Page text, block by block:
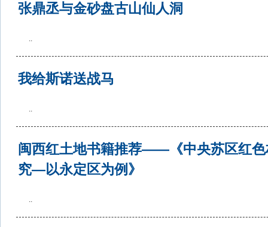
张鼎丞与金砂盘古山仙人洞
..
我给斯诺送战马
..
闽西红土地书籍推荐——《中央苏区红色
究—以永定区为例》
..